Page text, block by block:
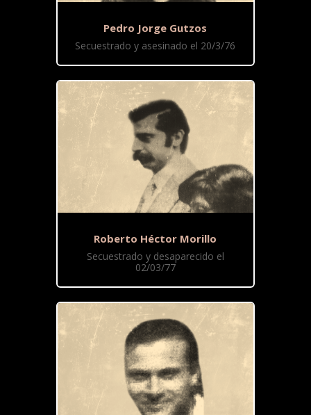
Pedro Jorge Gutzos
Secuestrado y asesinado el 20/3/76
Roberto Héctor Morillo
Secuestrado y desaparecido el
02/03/77